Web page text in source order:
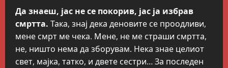
Да знаеш, јас не се покорив, јас ја избрав
смртта. Така, знај дека деновите се проодливи,
мене смрт ме чека. Мене, не ме страши смртта,
не, ништо нема да зборувам. Нека знае целиот
свет, мајка, татко, и двете сестри… За последен